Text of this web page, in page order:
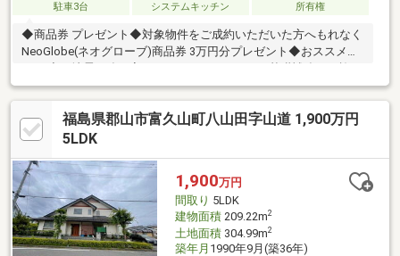
駐車3台
システムキッチン 所有権
◆商品券 プレゼント◆対象物件をご成約いただいた方へもれなく
NeoGlobe(ネオグローブ)商品券 3万円分プレゼント◆おススメ
ています・防湿・防蟻に優れたテクノガード工法でチャコールペ
イント2回施工済・バリアフリー仕様にリフォーム済。介護に適し
た洋室を備えた住まい・お風呂・トイレともに車椅子での利用に
対応・トイレは合計3か所！介護用＋1F・2Fに設置・お風呂には
ック対策の暖房・温水ルームヒーター完備！・小さなお子様やご
高齢の方にも配慮した住まい
福島県郡山市富久山町八山田字山道 1,900万円
5LDK
1,900万円
間取り 5LDK
建物面積209.22m2
土地面積304.99m2
築年月 1990年9月(築36年)